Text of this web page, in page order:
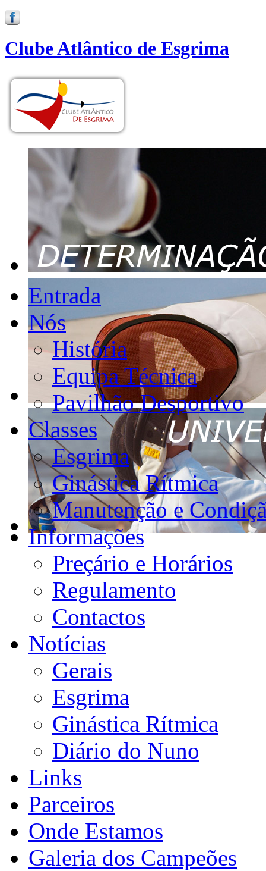
Clube Atlântico de Esgrima
Entrada
Nós
História
Equipa Técnica
Pavilhão Desportivo
Classes
Esgrima
Ginástica Rítmica
Manutenção e
Informações
Preçário e Horários
Regulamento
Contactos
Notícias
Gerais
Esgrima
Ginástica Rítmica
Diário do Nuno
Links
Parceiros
Onde Estamos
Galeria dos Campeões